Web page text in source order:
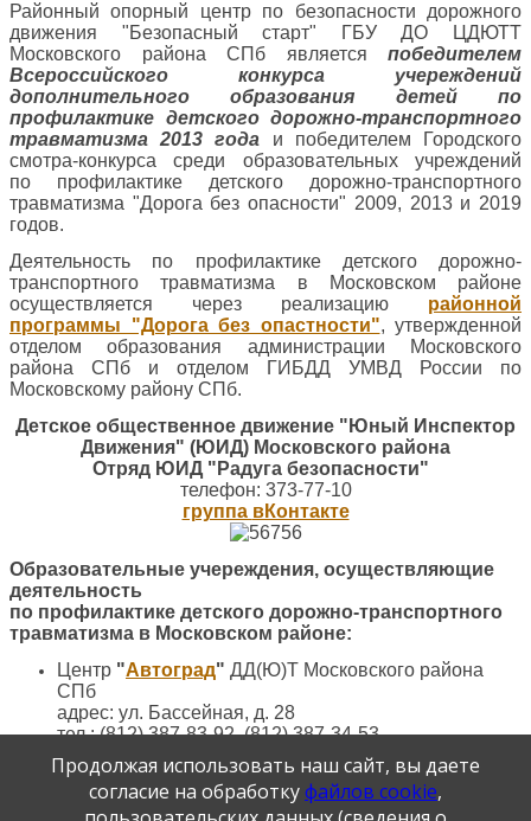
Районный опорный центр по безопасности дорожного
движения "Безопасный старт" ГБУ ДО ЦДЮТТ
Московского района СПб является победителем
Всероссийского конкурса учереждений
дополнительного образования детей по
профилактике детского дорожно-транспортного
травматизма 2013 года и победителем Городского
смотра-конкурса среди образовательных учреждений
по профилактике детского дорожно-транспортного
травматизма "Дорога без опасности" 2009, 2013 и 2019
годов.
Деятельность по профилактике детского дорожно-
транспортного травматизма в Московском районе
осуществляется через реализацию районной
программы "Дорога без опастности", утвержденной
отделом образования администрации Московского
района СПб и отделом ГИБДД УМВД России по
Московскому району СПб.
Детское общественное движение "Юный Инспектор
Движения" (ЮИД) Московского района
Отряд ЮИД "Радуга безопасности"
телефон: 373-77-10
группа вКонтакте
Образовательные учереждения, осуществляющие
деятельность
по профилактике детского дорожно-транспортного
травматизма в Московском районе:
Центр "Автоград" ДД(Ю)Т Московского района
СПб
адрес: ул. Бассейная, д. 28
тел.: (812) 387-83-92, (812) 387-34-53
e-mail:
сайт:ddut-mosk.spb.ru/m154-menu.html
группа вконтакте:vk.com/avtogradddut
Продолжая использовать наш сайт, вы даете
согласие на обработкуфайлов cookie,